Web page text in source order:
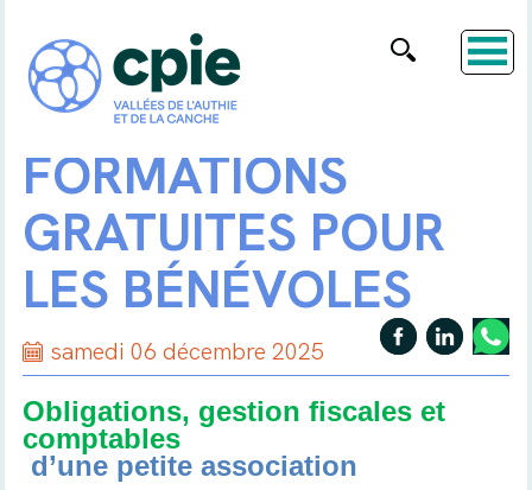
FORMATIONS
GRATUITES POUR
LES BÉNÉVOLES
samedi 06 décembre 2025
Obligations, gestion fiscales et
comptables
d’une petite association